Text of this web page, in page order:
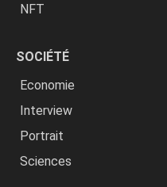
NFT
SOCIÉTÉ
Economie
Interview
Portrait
Sciences